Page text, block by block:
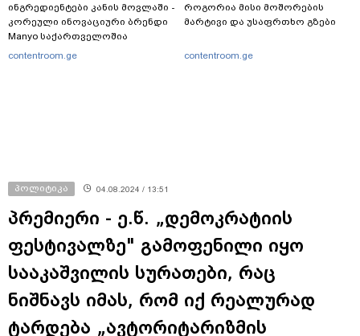
ინგრედიენტები კანის მოვლაში -
კორეული ინოვაციური ბრენდი
Manyo საქართველოშია
contentroom.ge
როგორია მისი მოშორების
მარტივი და უსაფრთხო გზები
contentroom.ge
პოლიტიკა 04.08.2024 / 13:51
პრემიერი - ე.წ. „დემოკრატიის
ფესტივალზე" გამოფენილი იყო
სააკაშვილის სურათები, რაც
ნიშნავს იმას, რომ იქ რეალურად
ტარდება „ავტორიტარიზმის